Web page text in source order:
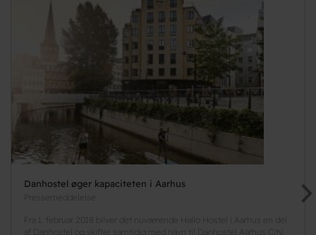
Danhostel øger kapaciteten i Aarhus
Pressemeddelelse
Fra 1. februar 2018 bliver det nuværende Hallo Hostel i Aarhus en del
af Danhostel og skifter samtidig med navn til Danhostel Aarhus City.